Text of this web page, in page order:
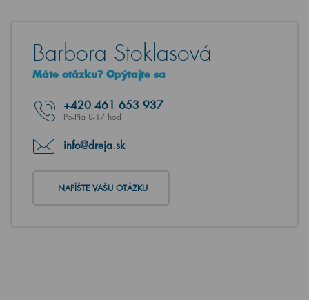
Barbora Stoklasová
Máte otázku? Opýtajte sa
+420 461 653 937
Po-Pia 8-17 hod
info@dreja.sk
NAPÍŠTE VAŠU OTÁZKU